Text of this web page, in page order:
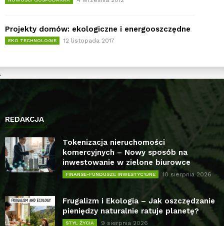
Projekty domów: ekologiczne i energooszczędne
EKO TECHNOLOGIE 12 listopada 2017
REDAKCJA
Tokenizacja nieruchomości
komercyjnych – Nowy sposób na
inwestowanie w zielone biurowce
FINANSE-FUNDUSZE INWESTYCYJNE 10 sierpnia 2026
Frugalizm i Ekologia – Jak oszczędzanie
pieniędzy naturalnie ratuje planetę?
STYL ŻYCIA 9 sierpnia 2026